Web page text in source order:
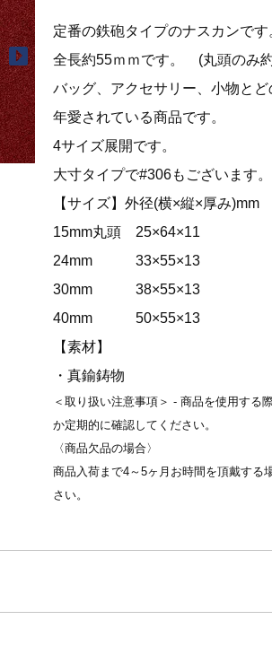
定番の鉄砲タイプのナスカンです
全長約55ｍｍです。 (丸頭のみ
バッグ、アクセサリー、小物と
年愛されている商品です。
4サイズ展開です。
大寸タイプで#306もございます
【サイズ】外径(横×縦×厚み)mm
15mm丸頭 25×64×11
24mm 33×55×13
30mm 38×55×13
40mm 50×55×13
【素材】
・真鍮鋳物
＜取り扱い注意事項＞ - 商品を使用する
か定期的に確認してください。
〈商品欠品の場合〉
商品入荷まで4～5ヶ月お時間を頂戴する
さい。